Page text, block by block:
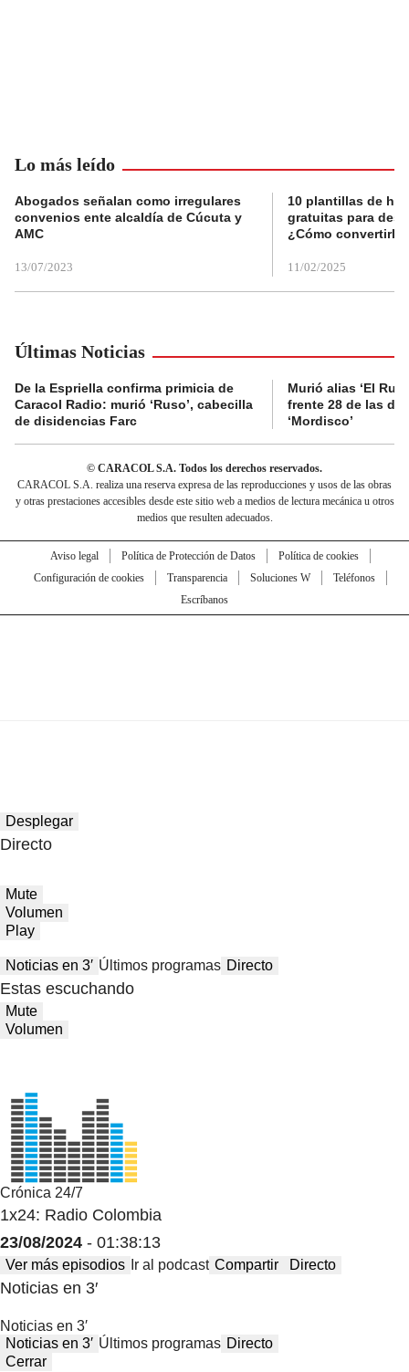
Lo más leído
Abogados señalan como irregulares
convenios ente alcaldía de Cúcuta y
AMC
13/07/2023
10 plantillas de
gratuitas para
¿Cómo convertirla
11/02/2025
Últimas Noticias
De la Espriella confirma primicia de
Caracol Radio: murió ‘Ruso’, cabecilla
de disidencias Farc
Murió alias ‘El
frente 28 de las
‘Mordisco’
© CARACOL S.A. Todos los derechos reservados.
CARACOL S.A. realiza una reserva expresa de las reproducciones y usos de las obras
y otras prestaciones accesibles desde este sitio web a medios de lectura mecánica u otros
medios que resulten adecuados.
Aviso legal Política de Protección de Datos
Política de cookies
Configuración de cookies
Transparencia Soluciones W
Teléfonos
Escríbanos
Desplegar
Directo
Mute
Volumen
Play
Noticias en 3′ Últimos programas Directo
Estas escuchando
Mute
Volumen
Crónica 24/7
1x24: Radio Colombia
23/08/2024 - 01:38:13
Ver más episodios Ir al podcast Compartir Directo
Noticias en 3′
Noticias en 3′
Noticias en 3′ Últimos programas Directo
Cerrar